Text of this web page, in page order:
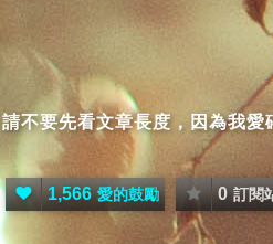
請不要先看文章長度，因為我
1,566 愛的鼓勵 0 訂閱